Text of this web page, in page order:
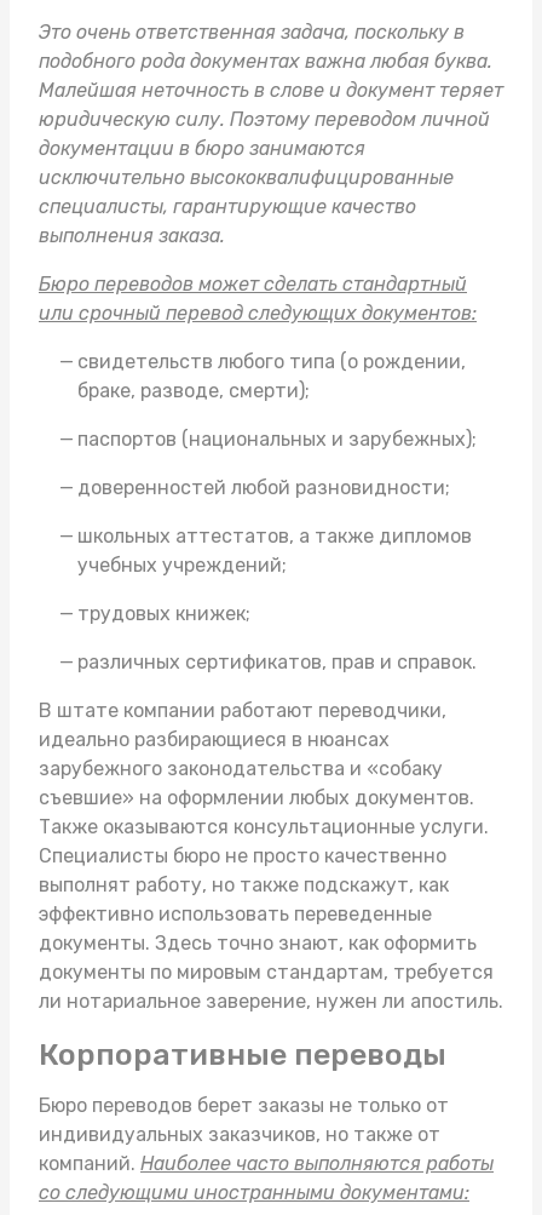
Это очень ответственная задача, поскольку в
подобного рода документах важна любая буква.
Малейшая неточность в слове и документ теряет
юридическую силу. Поэтому переводом личной
документации в бюро занимаются
исключительно высококвалифицированные
специалисты, гарантирующие качество
выполнения заказа.
Бюро переводов может сделать стандартный
или срочный перевод следующих документов:
свидетельств любого типа (о рождении,
браке, разводе, смерти);
паспортов (национальных и зарубежных);
доверенностей любой разновидности;
школьных аттестатов, а также дипломов
учебных учреждений;
трудовых книжек;
различных сертификатов, прав и справок.
В штате компании работают переводчики,
идеально разбирающиеся в нюансах
зарубежного законодательства и «собаку
съевшие» на оформлении любых документов.
Также оказываются консультационные услуги.
Специалисты бюро не просто качественно
выполнят работу, но также подскажут, как
эффективно использовать переведенные
документы. Здесь точно знают, как оформить
документы по мировым стандартам, требуется
ли нотариальное заверение, нужен ли апостиль.
Корпоративные переводы
Бюро переводов берет заказы не только от
индивидуальных заказчиков, но также от
компаний. Наиболее часто выполняются работы
со следующими иностранными документами: